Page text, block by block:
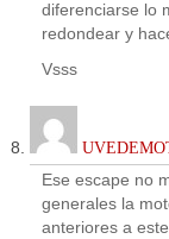
diferenciarse lo
redondear y
Vsss
Ese escape no
generales la
anteriores a